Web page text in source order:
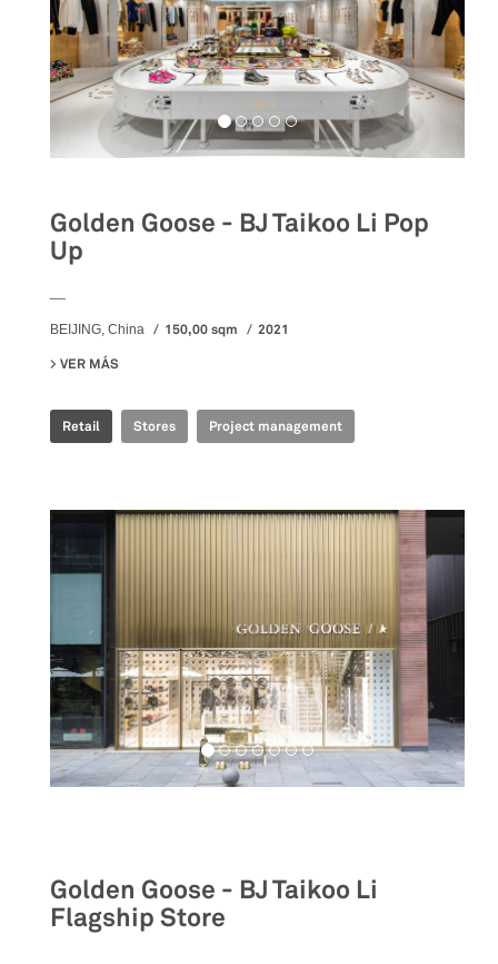
Golden Goose - BJ Taikoo Li Pop
Up
BEIJING, China 150,00 sqm
2021
VER MÁS
Retail Stores Project management
Golden Goose - BJ Taikoo Li
Flagship Store